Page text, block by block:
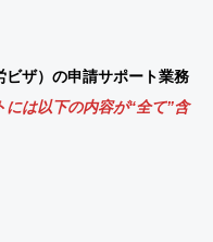
ビザ）の申請サポート業務
は以下の内容が“全て”含